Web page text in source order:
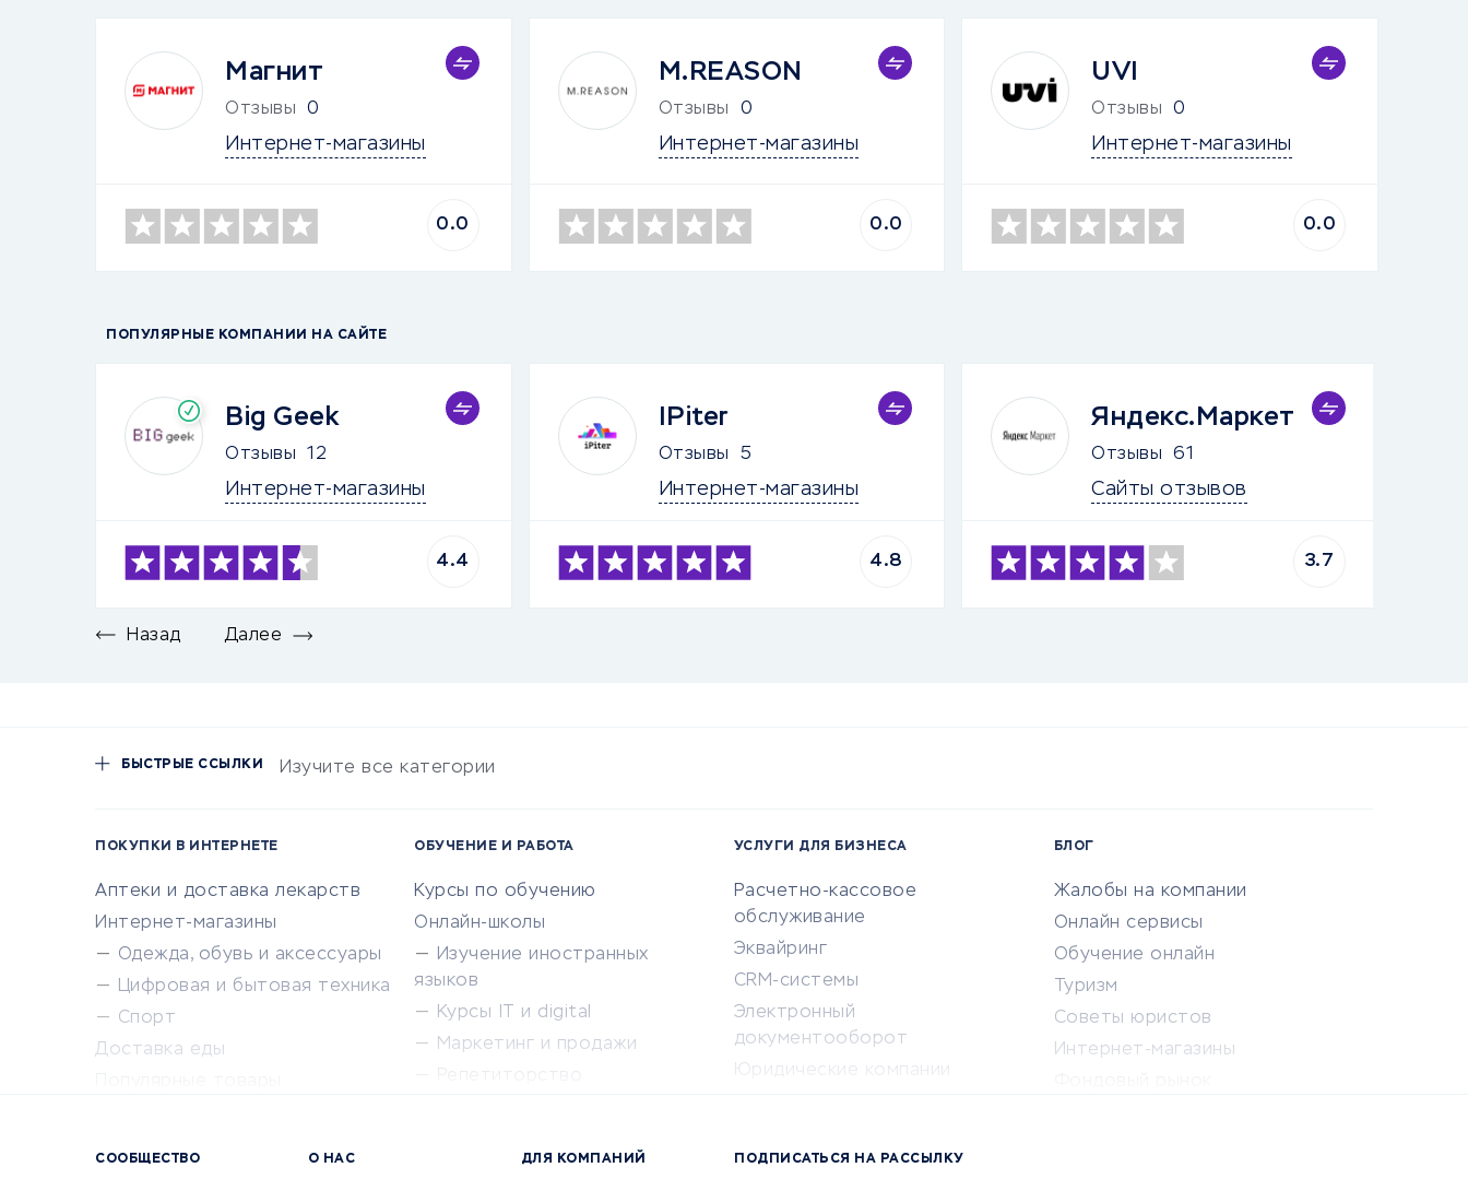
Магнит
Отзывы 0
Интернет-магазины
0.0
M.REASON
Отзывы 0
Интернет-магазины
0.0
UVI
Отзывы 0
Интернет-магазины
0.0
ПОПУЛЯРНЫЕ КОМПАНИИ НА САЙТЕ
Big Geek
Отзывы 12
Интернет-магазины
4.4
IPiter
Отзывы 5
Интернет-магазины
4.8
Яндекс.Маркет
Отзывы 61
Сайты отзывов
3.7
Назад Далее
БЫСТРЫЕ ССЫЛКИ Изучите все категории
ПОКУПКИ В ИНТЕРНЕТЕ
Аптеки и доставка лекарств
Интернет-магазины
Одежда, обувь и аксессуары
Цифровая и бытовая техника
Спорт
Доставка еды
ОБУЧЕНИЕ И РАБОТА
Курсы по обучению
Онлайн-школы
Изучение иностранных
языков
Курсы IT и digital
Маркетинг и продажи
УСЛУГИ ДЛЯ БИЗНЕСА
Расчетно-кассовое
обслуживание
Эквайринг
CRM-системы
Электронный
документооборот
Юридические компании
Бухгалтерия онлайн
БЛОГ
Жалобы на компании
Онлайн сервисы
Обучение онлайн
Туризм
Советы юристов
Интернет-магазины
СООБЩЕСТВО О НАС ДЛЯ КОМПАНИЙ ПОДПИСАТЬСЯ НА РАССЫЛКУ